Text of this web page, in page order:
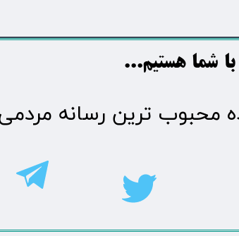
شما هستیم...​​​​​​​​​​​​​​